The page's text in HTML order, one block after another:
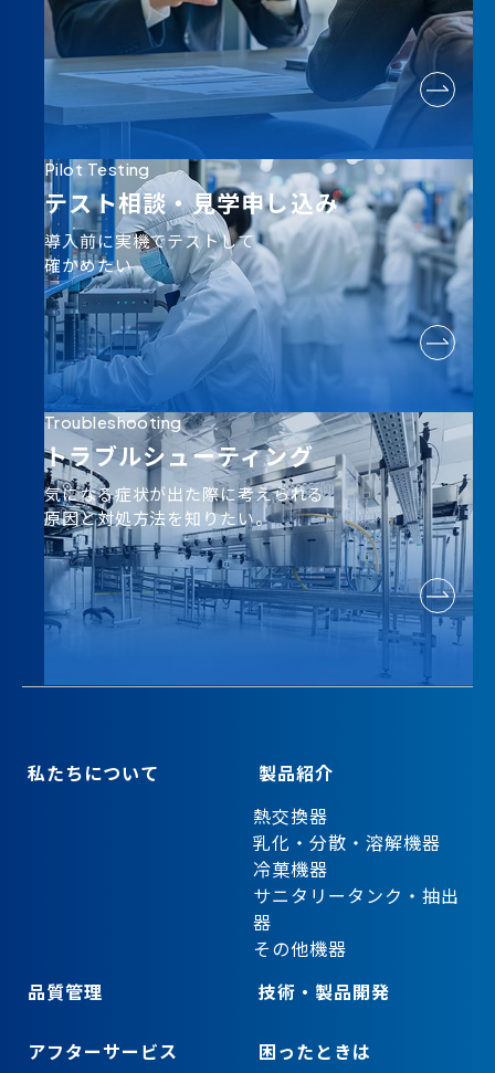
Pilot Testing
テスト相談・見学申し込み
導入前に実機でテストして
確かめたい
Troubleshooting
トラブルシューティング
気になる症状が出た際に考えられる
原因と対処方法を知りたい。
私たちについて
製品紹介
熱交換器
乳化・分散・溶解機器
冷菓機器
サニタリータンク・抽出
器
その他機器
品質管理
技術・製品開発
アフターサービス 困ったときは